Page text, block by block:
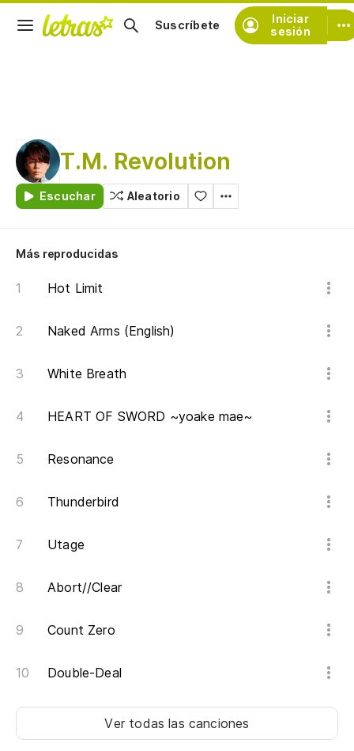
Iniciar
sesión
Suscríbete
T.M. Revolution
Escuchar Aleatorio
Más reproducidas
Hot Limit
Naked Arms (English)
White Breath
HEART OF SWORD ~yoake mae~
Resonance
Thunderbird
Utage
Abort//Clear
Count Zero
Double-Deal
Ver todas las canciones